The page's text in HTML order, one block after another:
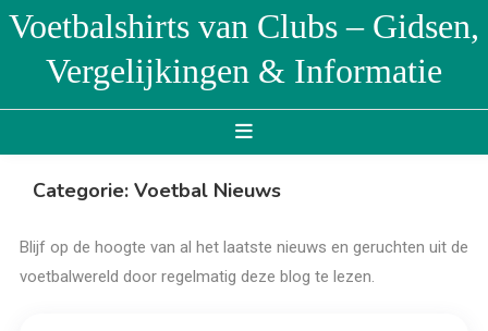
Skip
content
Voetbalshirts van Clubs – Gidsen,
Vergelijkingen & Informatie
Categorie:Voetbal Nieuws
Blijf op de hoogte van al het laatste nieuws en geruchten uit de
voetbalwereld door regelmatig deze blog te lezen.